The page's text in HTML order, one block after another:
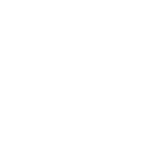
du en gång och sparar
slut på kvävgas –